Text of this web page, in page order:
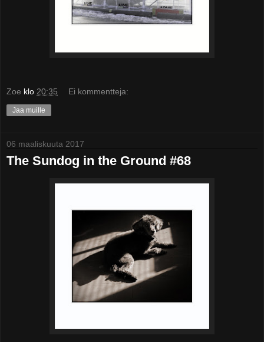
Zoe klo 20:35 Ei kommentteja:
Jaa muille
06 maaliskuuta 2017
The Sundog in the Ground #68